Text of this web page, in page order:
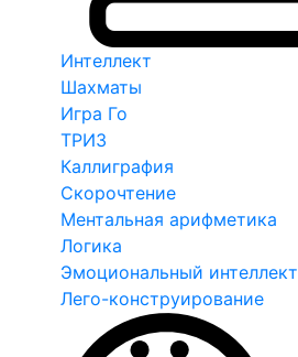
Интеллект
Шахматы
Игра Го
ТРИЗ
Каллиграфия
Скорочтение
Ментальная арифметика
Логика
Эмоциональный интеллект
Лего-конструирование